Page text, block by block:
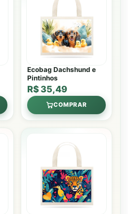
Ecobag Dachshund e
Pintinhos
R$ 35,49
COMPRAR